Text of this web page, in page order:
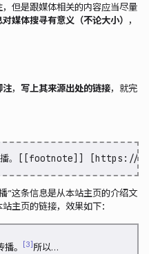
但是跟媒体相关的内容应当尽量
媒体搜寻有意义（不论大小）
，
注， 写上其来源出处的链接，就完
及传播。[[footnote]]
”这条信息是从本站主页的介绍文
主页的链接，效果如下：
。 3 所以…